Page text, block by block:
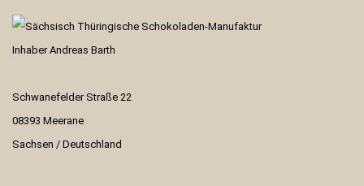
Inhaber Andreas Barth
Schwanefelder Straße 22
08393 Meerane
Sachsen / Deutschland